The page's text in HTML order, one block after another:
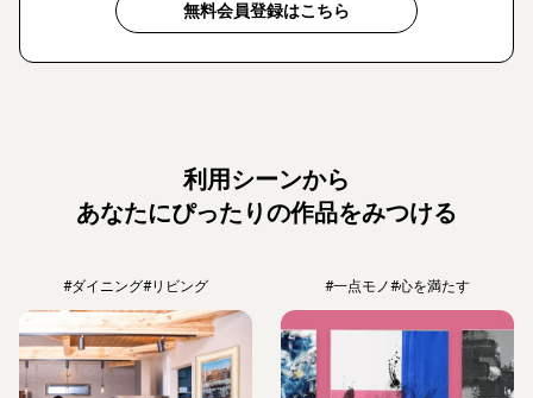
無料会員登録はこちら
利用シーンから
あなたにぴったりの作品をみつける
#ダイニング#リビング #一点モノ#心を満たす